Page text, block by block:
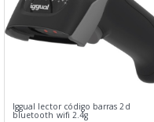
Iggual lector código barras 2d
bluetooth wifi 2.4g